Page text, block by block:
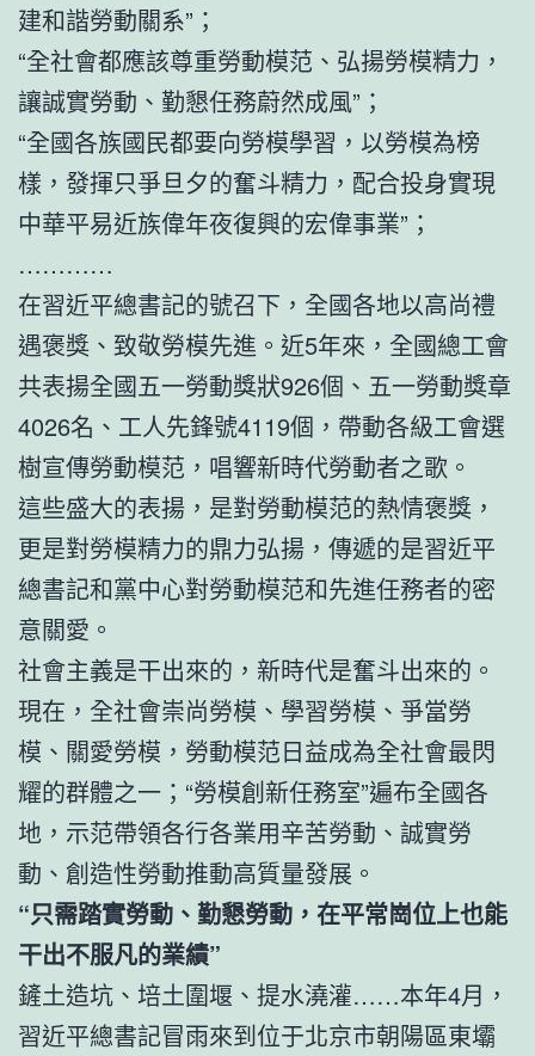
建和諧勞動關系”；
“全社會都應該尊重勞動模范、弘揚勞模精力，
讓誠實勞動、勤懇任務蔚然成風”；
“全國各族國民都要向勞模學習，以勞模為榜
樣，發揮只爭旦夕的奮斗精力，配合投身實現
中華平易近族偉年夜復興的宏偉事業”；
…………
在習近平總書記的號召下，全國各地以高尚禮
遇褒獎、致敬勞模先進。近5年來，全國總工會
共表揚全國五一勞動獎狀926個、五一勞動獎章
4026名、工人先鋒號4119個，帶動各級工會選
樹宣傳勞動模范，唱響新時代勞動者之歌。
這些盛大的表揚，是對勞動模范的熱情褒獎，
更是對勞模精力的鼎力弘揚，傳遞的是習近平
總書記和黨中心對勞動模范和先進任務者的密
意關愛。
社會主義是干出來的，新時代是奮斗出來的。
現在，全社會崇尚勞模、學習勞模、爭當勞
模、關愛勞模，勞動模范日益成為全社會最閃
耀的群體之一；“勞模創新任務室”遍布全國各
地，示范帶領各行各業用辛苦勞動、誠實勞
動、創造性勞動推動高質量發展。
“只需踏實勞動、勤懇勞動，在平常崗位上也能
干出不服凡的業績”
鏟土造坑、培土圍堰、提水澆灌……本年4月，
習近平總書記冒雨來到位于北京市朝陽區東壩